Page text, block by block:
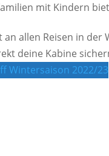
mit Kindern
allen Reisen in
deine Kabine
Wintersaison 2022/23